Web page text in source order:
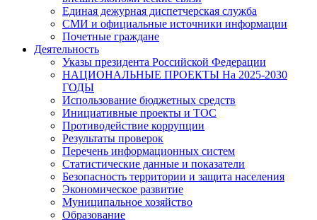
Единая дежурная диспетчерская служба
СМИ и официальные источники информации
Почетные граждане
Деятельность
Указы президента Российской Федерации
НАЦИОНАЛЬНЫЕ ПРОЕКТЫ На 2025-2030
ГОДЫ
Использование бюджетных средств
Инициативные проекты и ТОС
Противодействие коррупции
Результаты проверок
Перечень информационных систем
Статистические данные и показатели
Безопасность территории и защита населения
Экономическое развитие
Муниципальное хозяйство
Образование